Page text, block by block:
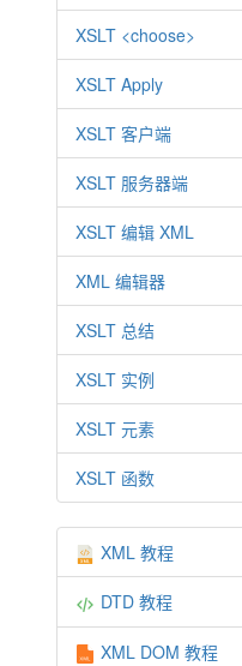
XSLT <choose>
XSLT Apply
XSLT 客户端
XSLT 服务器端
XSLT 编辑 XML
XML 编辑器
XSLT 总结
XSLT 实例
XSLT 元素
XSLT 函数
XML 教程
DTD 教程
XML DOM 教程